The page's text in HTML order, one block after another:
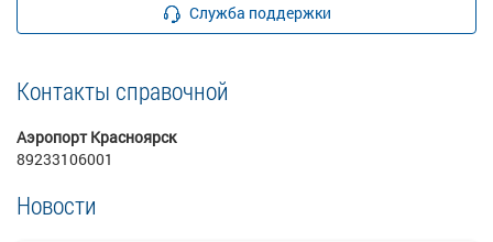
Служба поддержки
Контакты справочной
Аэропорт Красноярск
89233106001
Новости